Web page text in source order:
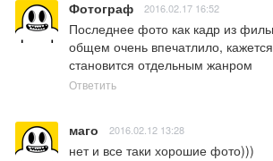
Фотограф 2016.02.17 16:52
Последнее фото как кадр из
общем очень впечатлило,
становится отдельным жанром
Ответить
маго 2016.02.12 13:28
нет и все таки хорошие фото)))